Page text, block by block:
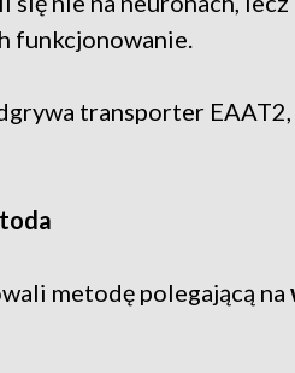
funkcjonowanie.
transporter
metodę polegającą na